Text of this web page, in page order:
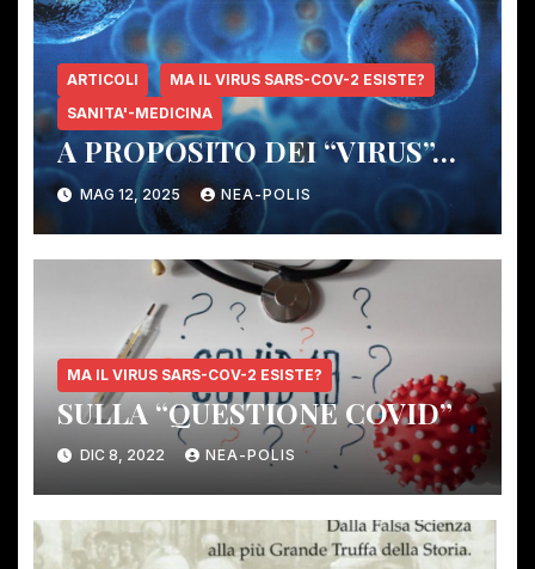
ARTICOLI
MA IL VIRUS SARS-COV-2 ESISTE?
SANITA'-MEDICINA
A PROPOSITO DEI “VIRUS”…
MAG 12, 2025 NEA-POLIS
MA IL VIRUS SARS-COV-2 ESISTE?
SULLA “QUESTIONE COVID”
DIC 8, 2022 NEA-POLIS